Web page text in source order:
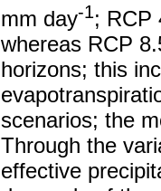
mm day-1; RCP
whereas RCP
horizons; this
scenarios; the
Through the
effective